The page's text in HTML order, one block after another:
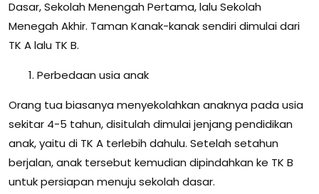
Dasar, Sekolah Menengah Pertama, lalu Sekolah
Menegah Akhir. Taman Kanak-kanak sendiri dimulai dari
TK A lalu TK B.
Perbedaan usia anak
Orang tua biasanya menyekolahkan anaknya pada usia
sekitar 4-5 tahun, disitulah dimulai jenjang pendidikan
anak, yaitu di TK A terlebih dahulu. Setelah setahun
berjalan, anak tersebut kemudian dipindahkan ke TK B
untuk persiapan menuju sekolah dasar.